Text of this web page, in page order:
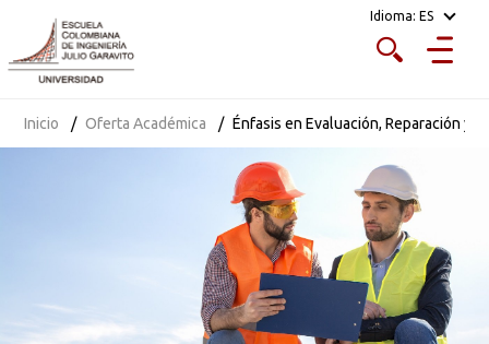
Idioma: ES
Inicio Oferta Académica Énfasis en Evaluación, Reparación y